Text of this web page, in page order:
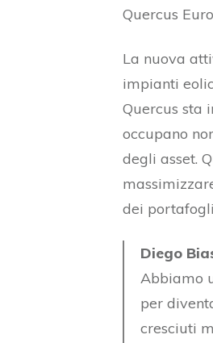
Quercus
La nuova
impianti
Quercus sta
occupano
degli asset.
dei
Diego
Abbiamo
per
cresciuti